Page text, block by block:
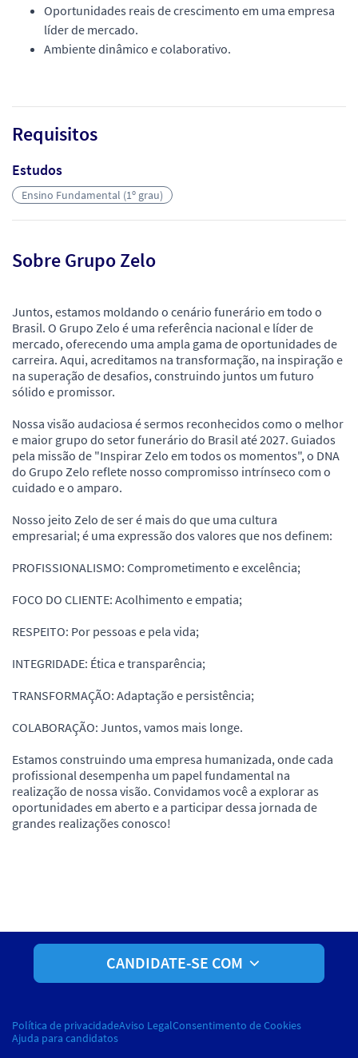
Oportunidades reais de crescimento em uma empresa
líder de mercado.
Ambiente dinâmico e colaborativo.
Requisitos
Estudos
Ensino Fundamental (1º grau)
Sobre Grupo Zelo
Juntos, estamos moldando o cenário funerário em todo o
Brasil. O Grupo Zelo é uma referência nacional e líder de
mercado, oferecendo uma ampla gama de oportunidades de
carreira. Aqui, acreditamos na transformação, na inspiração e
na superação de desafios, construindo juntos um futuro
sólido e promissor.
Nossa visão audaciosa é sermos reconhecidos como o melhor
e maior grupo do setor funerário do Brasil até 2027. Guiados
pela missão de "Inspirar Zelo em todos os momentos", o DNA
do Grupo Zelo reflete nosso compromisso intrínseco com o
cuidado e o amparo.
Nosso jeito Zelo de ser é mais do que uma cultura
empresarial; é uma expressão dos valores que nos definem:
PROFISSIONALISMO: Comprometimento e excelência;
FOCO DO CLIENTE: Acolhimento e empatia;
RESPEITO: Por pessoas e pela vida;
INTEGRIDADE: Ética e transparência;
TRANSFORMAÇÃO: Adaptação e persistência;
COLABORAÇÃO: Juntos, vamos mais longe.
Estamos construindo uma empresa humanizada, onde cada
profissional desempenha um papel fundamental na
realização de nossa visão. Convidamos você a explorar as
oportunidades em aberto e a participar dessa jornada de
grandes realizações conosco!
CANDIDATE-SE COM
Política de privacidadeAviso LegalConsentimento de Cookies
Ajuda para candidatos